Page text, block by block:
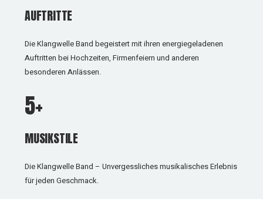
AUFTRITTE
Die Klangwelle Band begeistert mit ihren energiegeladenen
Auftritten bei Hochzeiten, Firmenfeiern und anderen
besonderen Anlässen.
5+
MUSIKSTILE
Die Klangwelle Band – Unvergessliches musikalisches Erlebnis
für jeden Geschmack.